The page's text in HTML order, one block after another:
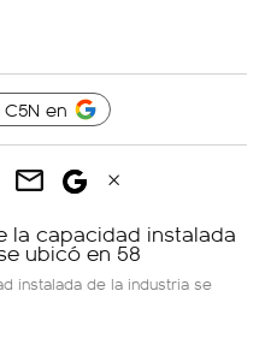
en
instalada de la industria se